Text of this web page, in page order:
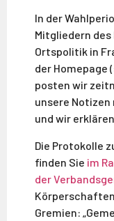
In der
Mitgliedern des
Ortspolitik in
der Homepage
posten wir
unsere
und wir
Die Protokolle
finden Sie im
der
Gremien: